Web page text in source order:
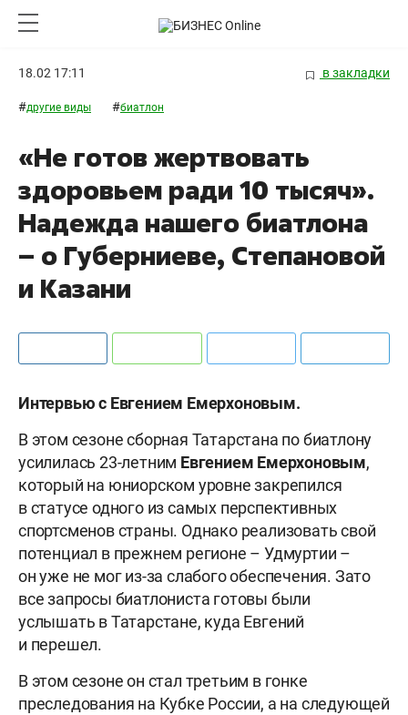
18.02 17:11 в закладки
#другие виды #биатлон
«Не готов жертвовать
здоровьем ради 10 тысяч».
Надежда нашего биатлона
– о Губерниеве, Степановой
и Казани
Интервью с Евгением Емерхоновым.
В этом сезоне сборная Татарстана по биатлону
усилилась 23-летним Евгением Емерхоновым,
который на юниорском уровне закрепился
в статусе одного из самых перспективных
спортсменов страны. Однако реализовать свой
потенциал в прежнем регионе – Удмуртии –
он уже не мог из-за слабого обеспечения. Зато
все запросы биатлониста готовы были
услышать в Татарстане, куда Евгений
и перешел.
В этом сезоне он стал третьим в гонке
преследования на Кубке России, а на следующей